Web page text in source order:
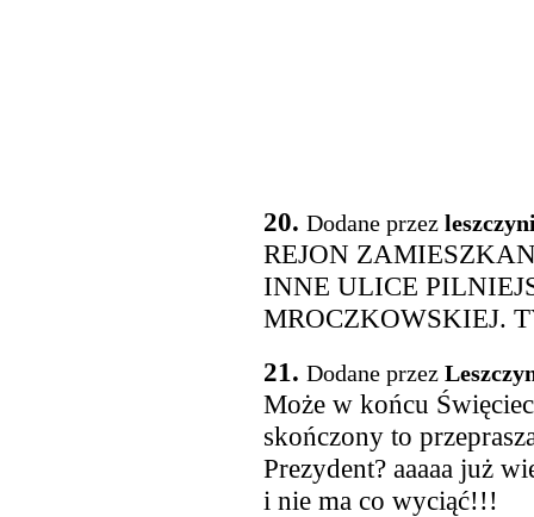
20. Dodane przez
REJON
INNE ULICE
MROCZKOWSKIEJ.
21. Dodane przez
Może w końcu
skończony to
Prezydent? aaaaa już
i nie ma co wyciąć!!!